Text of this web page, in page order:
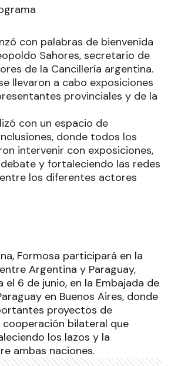
con palabras de bienvenida
Sahores, secretario de
de la Cancillería argentina.
llevaron a cabo exposiciones
provinciales y de la
con un espacio de
donde todos los
intervenir con exposiciones,
y fortaleciendo las redes
los diferentes actores
Formosa participará en la
Argentina y Paraguay,
6 de junio, en la Embajada de
en Buenos Aires, donde
proyectos de
bilateral que
los lazos y la
ambas naciones.